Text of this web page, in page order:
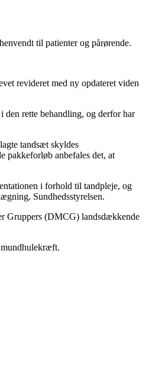
til patienter og pårørende.
revideret med ny opdateret viden
rette behandling, og derfor har
tandsæt skyldes
pakkeforløb anbefales det, at
i forhold til tandpleje, og
Sundhedsstyrelsen.
Gruppers (DMCG) landsdækkende